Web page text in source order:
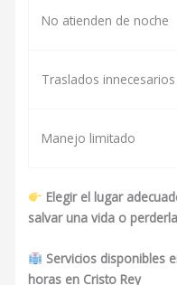
No atienden de noche
Traslados innecesarios
Manejo limitado
Elegir el lugar
salvar una vida o
Servicios disponibles
horas en Cristo Rey